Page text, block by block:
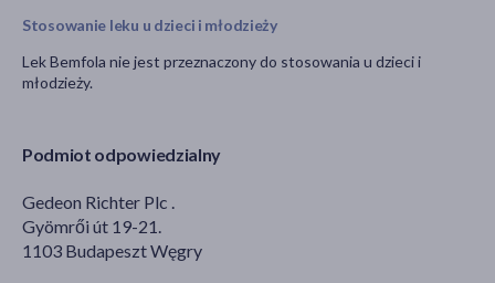
Podmiot odpowiedzialny
Gedeon Richter Plc .
Gyömrői út 19-21.
1103 Budapeszt Węgry
Stosowanie leku u dzieci i młodzieży
Lek Bemfola nie jest przeznaczony do stosowania u dzieci i
młodzieży.